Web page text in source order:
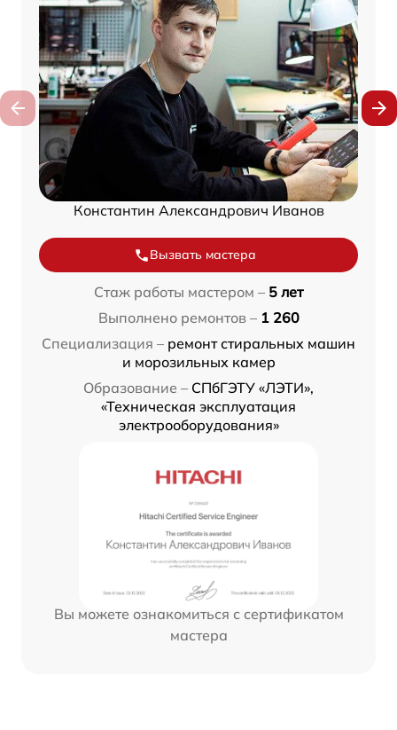
Константин Александрович Иванов
Вызвать мастера
Стаж работы мастером – 5 лет
Выполнено ремонтов – 1 260
Специализация – ремонт стиральных машин
и морозильных камер
Образование – СПбГЭТУ «ЛЭТИ»,
«Техническая эксплуатация
электрооборудования»
Вы можете ознакомиться с сертификатом
мастера